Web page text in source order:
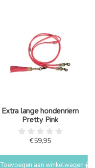
Extra lange hondenriem
Pretty Pink
€59,95
Toevoegen aan winkelwagen